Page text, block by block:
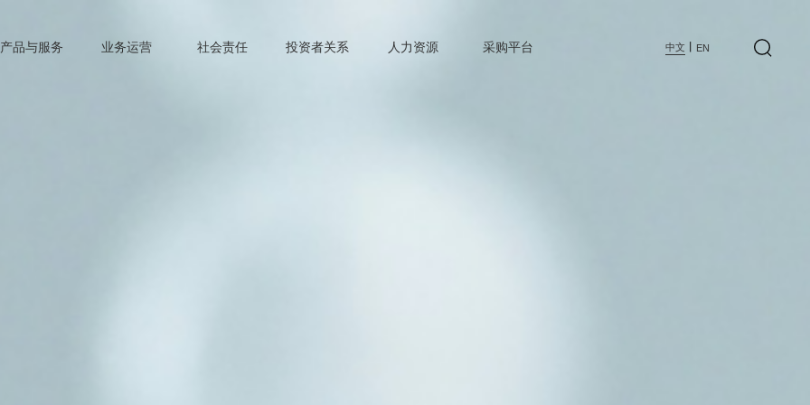
产品与服务 业务运营 社会责任 投资者关系 人力资源 采购平台 中文 EN